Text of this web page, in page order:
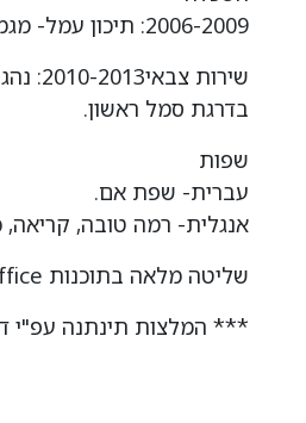
2006-2009: תיכון עמל- מגמת חשמל רכב.
בדרגת סמל ראשון.
שפות
עברית- שפת אם.
אנגלית- רמה טובה, קריאה,
שליטה מלאה בתוכנות office ובאינטרנט.
*** המלצות תינתנה עפ"י